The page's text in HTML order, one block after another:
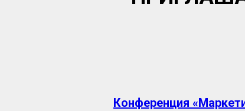
Конференция